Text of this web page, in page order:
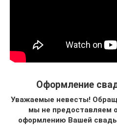
Оформление
Уважаемые невесты!
мы не предоставляем
оформлению Вашей